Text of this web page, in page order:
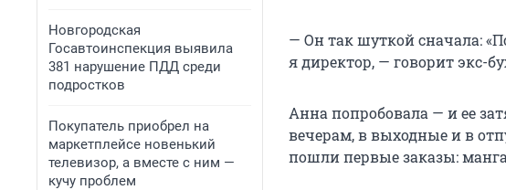
Новгородская
Госавтоинспекция выявила
381 нарушение ПДД среди
подростков
Покупатель приобрел на
маркетплейсе новенький
телевизор, а вместе с ним —
кучу проблем
— Он так шуткой сначала:
я директор, — говорит экс-
Анна попробовала — и ее
вечерам, в выходные и в
пошли первые заказы: